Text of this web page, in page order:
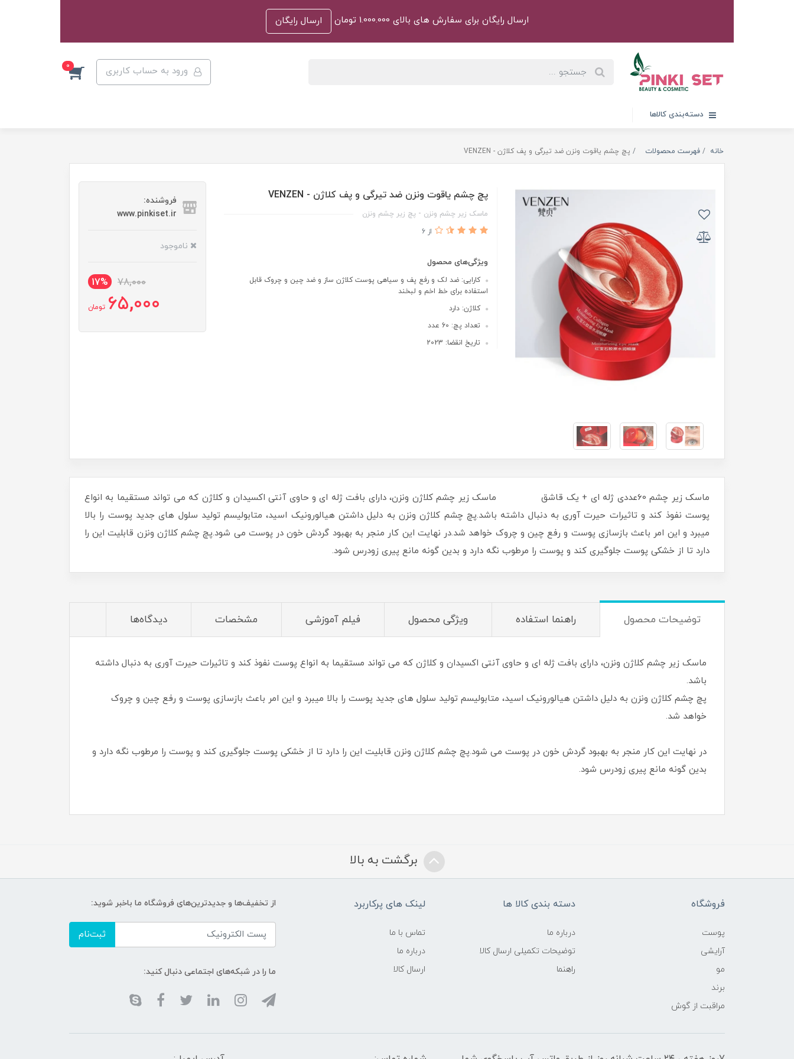
ارسال رایگان برای سفارش های بالای 1.000.000 تومان ارسال رایگان
ورود به حساب کاربری 0
دسته‌بندی کالاها
خانه فهرست محصولات پچ چشم یاقوت ونزن ضد تیرگی و پف کلاژن - VENZEN
پچ چشم یاقوت ونزن ضد تیرگی و پف کلاژن - VENZEN
ماسک زیر چشم ونزن - پچ زیر چشم ونزن
از 6
ویژگی‌های محصول
کارایی: ضد لک و رفع پف و سیاهی پوست کلاژن ساز و ضد چین و چروک قابل
استفاده برای خط اخم و لبخند
کلاژن: دارد
تعداد پچ: 60 عدد
تاریخ انقضا: 2023
فروشنده:
www.pinkiset.ir
ناموجود
78,000
17%
65,000 تومان
ماسک زیر چشم 60عددی ژله ای + یک قاشق ماسک زیر چشم کلاژن ونزن، دارای بافت ژله ای و حاوی آنتی اکسیدان و کلاژن که می تواند مستقیما به انواع
پوست نفوذ کند و تاثیرات حیرت آوری به دنبال داشته باشد.پچ چشم کلاژن ونزن به دلیل داشتن هیالورونیک اسید، متابولیسم تولید سلول های جدید پوست را بالا
میبرد و این امر باعث بازسازی پوست و رفع چین و چروک خواهد شد.در نهایت این کار منجر به بهبود گردش خون در پوست می شود.پچ چشم کلاژن ونزن قابلیت این را
دارد تا از خشکی پوست جلوگیری کند و پوست را مرطوب نگه دارد و بدین گونه مانع پیری زودرس شود.
توضیحات محصول راهنما استفاده ویژگی محصول فیلم آموزشی مشخصات دیدگاه‌ها
ماسک زیر چشم کلاژن ونزن، دارای بافت ژله ای و حاوی آنتی اکسیدان و کلاژن که می تواند مستقیما به انواع پوست نفوذ کند و تاثیرات حیرت آوری به دنبال داشته
باشد.
پچ چشم کلاژن ونزن به دلیل داشتن هیالورونیک اسید، متابولیسم تولید سلول های جدید پوست را بالا میبرد و این امر باعث بازسازی پوست و رفع چین و چروک
خواهد شد.
در نهایت این کار منجر به بهبود گردش خون در پوست می شود.پچ چشم کلاژن ونزن قابلیت این را دارد تا از خشکی پوست جلوگیری کند و پوست را مرطوب نگه دارد و
بدین گونه مانع پیری زودرس شود.
برگشت به بالا
فروشگاه
پوست
آرایشی
مو
برند
مراقبت از گوش
دسته بندی کالا ها
درباره ما
توضیحات تکمیلی ارسال کالا
راهنما
لینک های پرکاربرد
تماس با ما
درباره ما
ارسال کالا
از تخفیف‌ها و جدیدترین‌های فروشگاه ما باخبر شوید:
ثبت‌نام
ما را در شبکه‌های اجتماعی دنبال کنید: